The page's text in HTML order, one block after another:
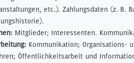
etc.). Zahlungsdaten (z. B.
Mitglieder; Interessenten.
Kommunikation; Organisations-
Öffentlichkeitsarbeit und